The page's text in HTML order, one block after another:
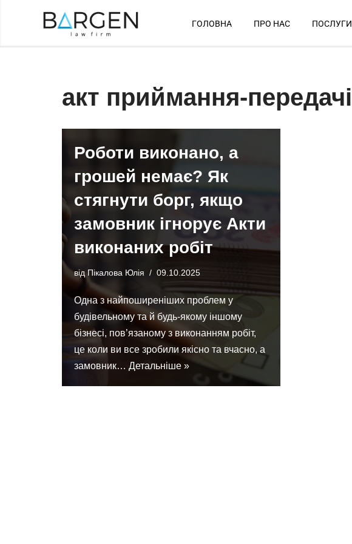
ГОЛОВНА ПРО НАС ПОСЛУГИ
акт приймання-передачі
Роботи виконано, а
грошей немає? Як
стягнути борг, якщо
замовник ігнорує Акти
виконаних робіт
відПікалова Юлія 09.10.2025
Одна з найпоширеніших проблем у
будівельному та й будь-якому іншому
бізнесі, пов’язаному з виконанням робіт,
це коли ви все зробили якісно та вчасно, а
замовник… Детальніше »